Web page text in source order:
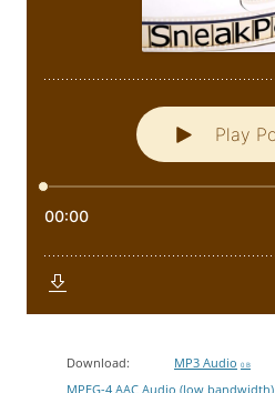
Download: MP3 Audio 0 B
MPEG-4 AAC Audio (low bandwidth)